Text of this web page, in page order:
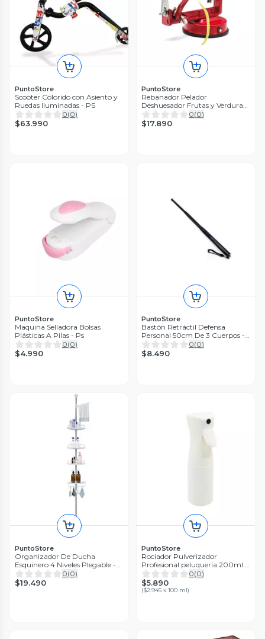
PuntoStore
Scooter Colorido con Asiento y
Ruedas Iluminadas - PS
0(0)
$63.990
PuntoStore
Rebanador Pelador
Deshuesador Frutas y Verduras
Manual - PS
0(0)
$17.890
PuntoStore
Maquina Selladora Bolsas
Plásticas A Pilas - Ps
0(0)
$4.990
PuntoStore
Bastón Retráctil Defensa
Personal 50cm De 3 Cuerpos -
PuntoStore
0(0)
$8.490
PuntoStore
Organizador De Ducha
Esquinero 4 Niveles Plegable -
PS
0(0)
$19.490
PuntoStore
Rociador Pulverizador
Profesional peluquería 200ml -
PS
0(0)
$5.890
($2.945 x 100 ml)